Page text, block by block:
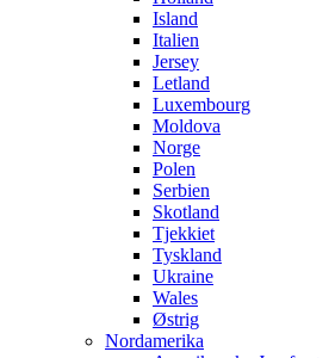
Island
Italien
Jersey
Letland
Luxembourg
Moldova
Norge
Polen
Serbien
Skotland
Tjekkiet
Tyskland
Ukraine
Wales
Østrig
Nordamerika